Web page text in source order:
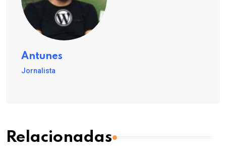
Antunes
Jornalista
Relacionadas